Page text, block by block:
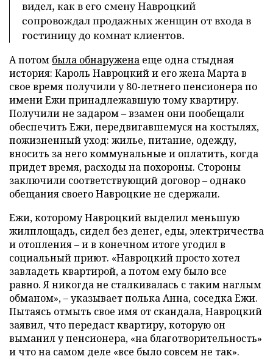
видел, как в его смену Навроцкий
сопровождал продажных женщин от входа в
гостиницу до комнат клиентов.
А потом была обнаружена еще одна стыдная
история: Кароль Навроцкий и его жена Марта в
свое время получили у 80-летнего пенсионера по
имени Ежи принадлежавшую тому квартиру.
Получили не задаром – взамен они пообещали
обеспечить Ежи, передвигавшемуся на костылях,
пожизненный уход: жилье, питание, одежду,
вносить за него коммунальные и оплатить, когда
придет время, расходы на похороны. Стороны
заключили соответствующий договор – однако
обещания своего Навроцкие не сдержали.
Ежи, которому Навроцкий выделил меньшую
жилплощадь, сидел без денег, еды, электричества
и отопления – и в конечном итоге угодил в
социальный приют. «Навроцкий просто хотел
завладеть квартирой, а потом ему было все
равно. Я никогда не сталкивалась с таким наглым
обманом», – указывает полька Анна, соседка Ежи.
Пытаясь отмыть свое имя от скандала, Навроцкий
заявил, что передаст квартиру, которую он
выманил у пенсионера, «на благотворительность»
и что на самом деле «все было совсем не так».